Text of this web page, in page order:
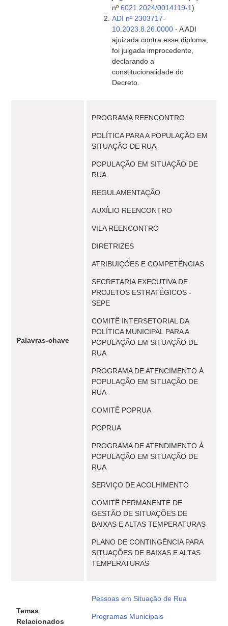
nº6021.2024/0014119-1)
ADI nº 2303717-
10.2023.8.26.0000 - A ADI
ajuizada contra esse diploma,
foi julgada improcedente,
declarando a
constitucionalidade do
Decreto.
Palavras-chave
PROGRAMA REENCONTRO
POLÍTICA PARA A POPULAÇÃO EM
SITUAÇÃO DE RUA
POPULAÇÃO EM SITUAÇÃO DE
RUA
REGULAMENTAÇÃO
AUXÍLIO REENCONTRO
VILA REENCONTRO
DIRETRIZES
ATRIBUIÇÕES E COMPETÊNCIAS
SECRETARIA EXECUTIVA DE
PROJETOS ESTRATÉGICOS -
SEPE
COMITÊ INTERSETORIAL DA
POLÍTICA MUNICIPAL PARA A
POPULAÇÃO EM SITUAÇÃO DE
RUA
PROGRAMA DE ATENCIMENTO À
POPULAÇÃO EM SITUAÇÃO DE
RUA
COMITÊ POPRUA
POPRUA
PROGRAMA DE ATENDIMENTO À
POPULAÇÃO EM SITUAÇÃO DE
RUA
SERVIÇO DE ACOLHIMENTO
COMITÊ PERMANENTE DE
GESTÃO DE SITUAÇÕES DE
BAIXAS E ALTAS TEMPERATURAS
PLANO DE CONTINGÊNCIA PARA
SITUAÇÕES DE BAIXAS E ALTAS
TEMPERATURAS
Temas
Relacionados
Pessoas em Situação de Rua
Programas Municipais